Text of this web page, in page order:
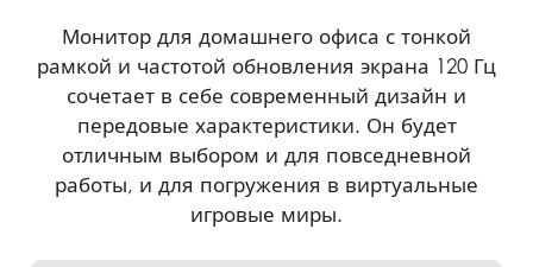
Монитор для домашнего офиса с тонкой
рамкой и частотой обновления экрана 120 Гц
сочетает в себе современный дизайн и
передовые характеристики. Он будет
отличным выбором и для повседневной
работы, и для погружения в виртуальные
игровые миры.